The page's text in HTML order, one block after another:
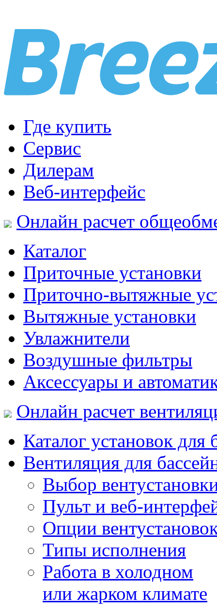
Где купить
Сервис
Дилерам
Веб-интерфейс
Онлайн расчет
Каталог
Приточные установки
Приточно-вытяжные
Вытяжные установки
Увлажнители
Воздушные фильтры
Аксессуары и
Онлайн расчет
Каталог установок для
Вентиляция для
Выбор
Пульт и веб-
Опции
Типы исполнения
Работа в холодном
или жарком климате